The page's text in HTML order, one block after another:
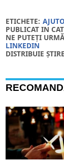
ETICHETE:
PUBLICAT IN
NE PUTEȚI
LINKEDIN
DISTRIBUIE